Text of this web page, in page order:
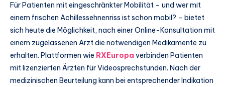
Für Patienten mit eingeschränkter Mobilität – und wer mit
einem frischen Achillessehnenriss ist schon mobil? – bietet
sich heute die Möglichkeit, nach einer Online-Konsultation mit
einem zugelassenen Arzt die notwendigen Medikamente zu
erhalten. Plattformen wie RXEuropa verbinden Patienten
mit lizenzierten Ärzten für Videosprechstunden. Nach der
medizinischen Beurteilung kann bei entsprechender Indikation